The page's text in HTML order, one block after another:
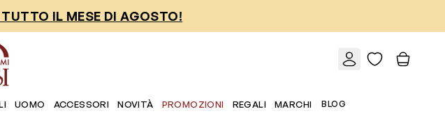
IL MESE DI AGOSTO!
UOMO ACCESSORI NOVITÀ PROMOZIONI REGALI MARCHI BLOG